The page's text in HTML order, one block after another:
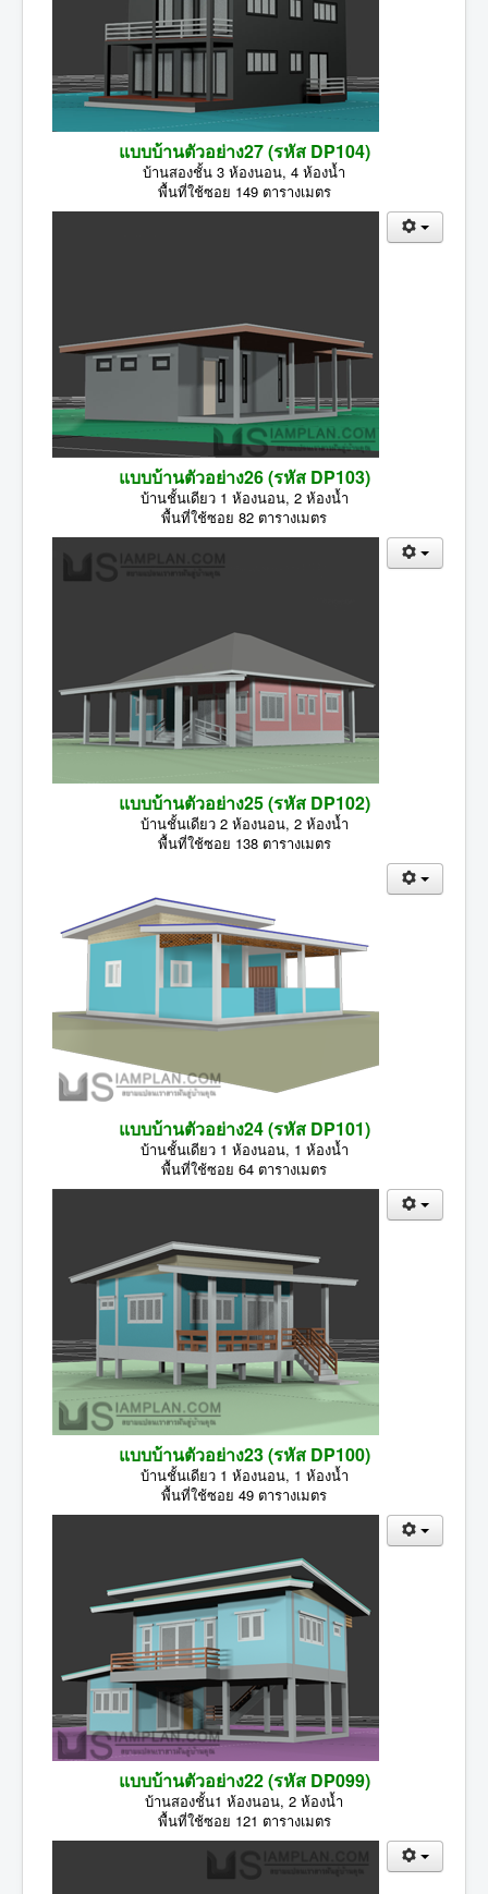
แบบบ้านตัวอย่าง27 (รหัส DP104)
บ้านสองชั้น 3 ห้องนอน, 4 ห้องน้ำ
พื้นที่ใช้ซอย 149 ตารางเมตร
แบบบ้านตัวอย่าง26 (รหัส DP103)
บ้านชั้นเดียว 1 ห้องนอน, 2 ห้องน้ำ
พื้นที่ใช้ซอย 82 ตารางเมตร
แบบบ้านตัวอย่าง25 (รหัส DP102)
บ้านชั้นเดียว 2 ห้องนอน, 2 ห้องน้ำ
พื้นที่ใช้ซอย 138 ตารางเมตร
แบบบ้านตัวอย่าง24 (รหัส DP101)
บ้านชั้นเดียว 1 ห้องนอน, 1 ห้องน้ำ
พื้นที่ใช้ซอย 64 ตารางเมตร
แบบบ้านตัวอย่าง23 (รหัส DP100)
บ้านชั้นเดียว 1 ห้องนอน, 1 ห้องน้ำ
พื้นที่ใช้ซอย 49 ตารางเมตร
แบบบ้านตัวอย่าง22 (รหัส DP099)
บ้านสองชั้น1 ห้องนอน, 2 ห้องน้ำ
พื้นที่ใช้ซอย 121 ตารางเมตร